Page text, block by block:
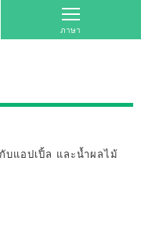
แอปเปิ้ล และน้ำผลไม้